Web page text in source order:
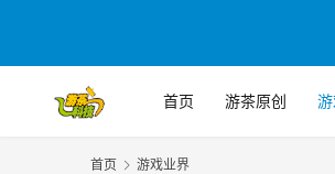
首页 游茶原创
首页 游戏业界